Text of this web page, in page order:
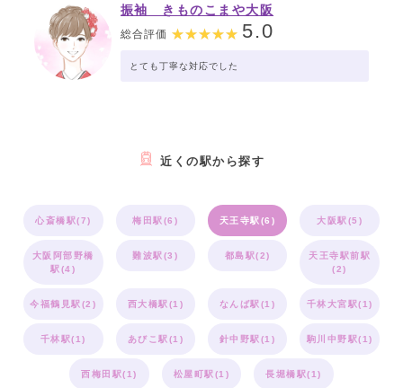
振袖 きものこまや大阪
総合評価 5.0
とても丁寧な対応でした
近くの駅から探す
心斎橋駅(7) 梅田駅(6) 天王寺駅(6) 大阪駅(5)
大阪阿部野橋
駅(4)
難波駅(3) 都島駅(2)
天王寺駅前駅
(2)
今福鶴見駅(2) 西大橋駅(1) なんば駅(1) 千林大宮駅(1)
千林駅(1) あびこ駅(1) 針中野駅(1) 駒川中野駅(1)
西梅田駅(1) 松屋町駅(1) 長堀橋駅(1)